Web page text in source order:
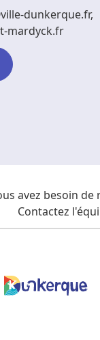
dunkerque.fr,
mardyck.fr
avez besoin
Contactez